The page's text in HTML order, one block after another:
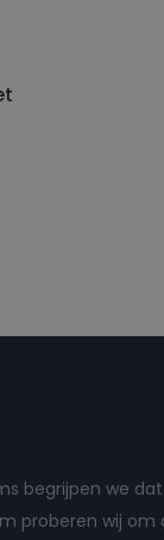
begrijpen we
proberen wij om